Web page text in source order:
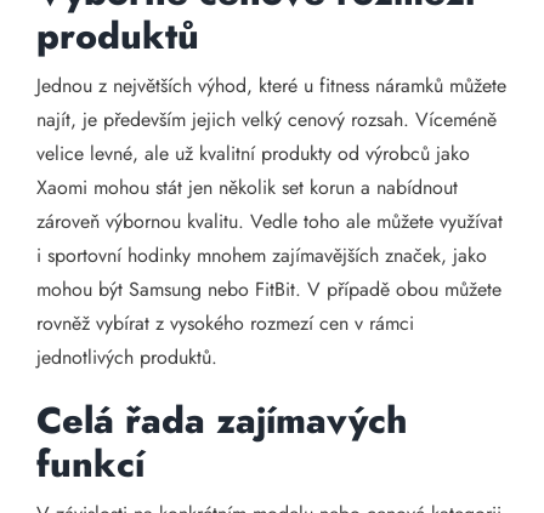
produktů
Jednou z největších výhod, které u fitness náramků můžete
najít, je především jejich velký cenový rozsah. Víceméně
velice levné, ale už kvalitní produkty od výrobců jako
Xaomi mohou stát jen několik set korun a nabídnout
zároveň výbornou kvalitu. Vedle toho ale můžete využívat
i sportovní hodinky mnohem zajímavějších značek, jako
mohou být Samsung nebo FitBit. V případě obou můžete
rovněž vybírat z vysokého rozmezí cen v rámci
jednotlivých produktů.
Celá řada zajímavých
funkcí